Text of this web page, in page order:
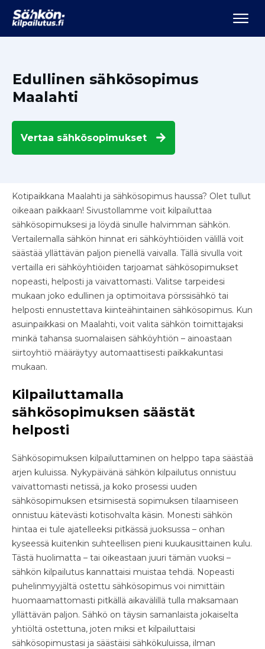
Edullinen sähkösopimus
Maalahti
Vertaa sähkösopimukset
Kotipaikkana Maalahti ja sähkösopimus haussa? Olet tullut
oikeaan paikkaan! Sivustollamme voit kilpailuttaa
sähkösopimuksesi ja löydä sinulle halvimman sähkön.
Vertailemalla sähkön hinnat eri sähköyhtiöiden välillä voit
säästää yllättävän paljon pienellä vaivalla. Tällä sivulla voit
vertailla eri sähköyhtiöiden tarjoamat sähkösopimukset
nopeasti, helposti ja vaivattomasti. Valitse tarpeidesi
mukaan joko edullinen ja optimoitava pörssisähkö tai
helposti ennustettava kiinteähintainen sähkösopimus. Kun
asuinpaikkasi on Maalahti, voit valita sähkön toimittajaksi
minkä tahansa suomalaisen sähköyhtiön – ainoastaan
siirtoyhtiö määräytyy automaattisesti paikkakuntasi
mukaan.
Kilpailuttamalla
sähkösopimuksen säästät
helposti
Sähkösopimuksen kilpailuttaminen on helppo tapa säästää
arjen kuluissa. Nykypäivänä sähkön kilpailutus onnistuu
vaivattomasti netissä, ja koko prosessi uuden
sähkösopimuksen etsimisestä sopimuksen tilaamiseen
onnistuu kätevästi kotisohvalta käsin. Monesti sähkön
hintaa ei tule ajatelleeksi pitkässä juoksussa – onhan
kyseessä kuitenkin suhteellisen pieni kuukausittainen kulu.
Tästä huolimatta – tai oikeastaan juuri tämän vuoksi –
sähkön kilpailutus kannattaisi muistaa tehdä. Nopeasti
puhelinmyyjältä ostettu sähkösopimus voi nimittäin
huomaamattomasti pitkällä aikavälillä tulla maksamaan
yllättävän paljon. Sähkö on täysin samanlaista jokaiselta
yhtiöltä ostettuna, joten miksi et kilpailuttaisi
sähkösopimustasi ja säästäisi sähkökuluissa, ilman